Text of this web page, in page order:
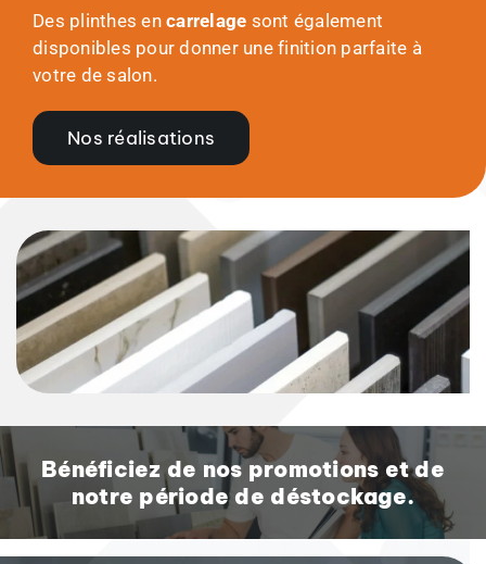
Des plinthes encarrelage sont également
disponibles pour donner une finition parfaite à
votre de salon.
Nos réalisations
Bénéficiez de nos promotions et de
notre période de déstockage.